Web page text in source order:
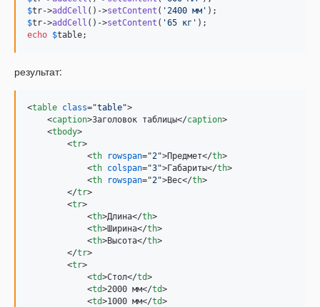
$tr->addCell ()->setContent ( ' 2400 мм '
$tr->addCell ()->setContent ( '65 кг '
echo $table;
результат:
<table class="table">
<caption>Заголовок таблицы</caption>
<tbody>
<tr>
<th rowspan="2">Предмет</th>
<th colspan="3">Габариты</th>
<th rowspan="2">Вес</th>
</tr>
<tr>
<th>Длина</th>
<th>Ширина</th>
<th>Высота</th>
</tr>
<tr>
<td>Стол</td>
<td>2000 мм</td>
<td>1000 мм</td>